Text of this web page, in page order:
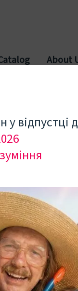
About
10 мг
UAH
у відпустці